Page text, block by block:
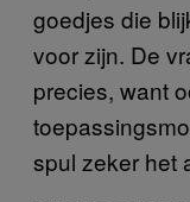
goedjes die
voor zijn. De
precies, want
spul zeker het